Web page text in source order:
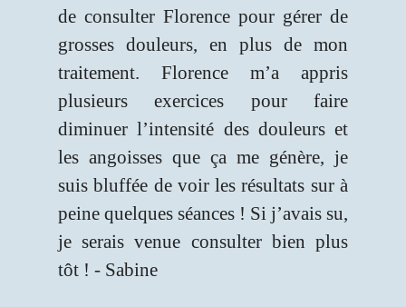
de consulter Florence pour gérer de
grosses douleurs, en plus de mon
traitement. Florence m’a appris
plusieurs exercices pour faire
diminuer l’intensité des douleurs et
les angoisses que ça me génère, je
suis bluffée de voir les résultats sur à
peine quelques séances ! Si j’avais su,
je serais venue consulter bien plus
tôt ! - Sabine